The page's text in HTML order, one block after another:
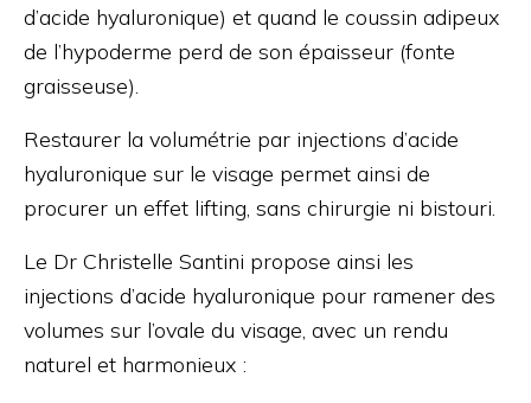
d’acide hyaluronique) et quand le coussin adipeux
de l’hypoderme perd de son épaisseur (fonte
graisseuse).
Restaurer la volumétrie par injections d’acide
hyaluronique sur le visage permet ainsi de
procurer un effet lifting, sans chirurgie ni bistouri.
Le Dr Christelle Santini propose ainsi les
injections d’acide hyaluronique pour ramener des
volumes sur l’ovale du visage, avec un rendu
naturel et harmonieux :